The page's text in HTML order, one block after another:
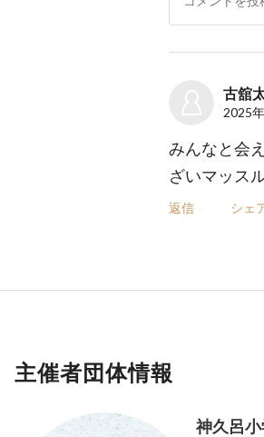
古舘
2025
みんなと会
ざいマッス
返信 シェ
主催者団体情報
神久呂